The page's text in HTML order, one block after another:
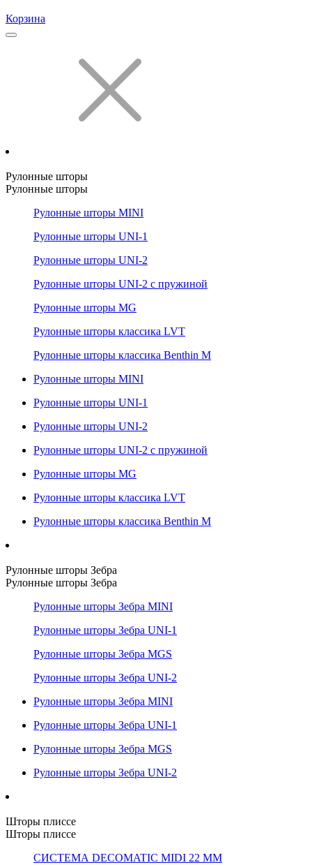
Корзина
Рулонные шторы
Рулонные шторы
Рулонные шторы MINI
Рулонные шторы UNI-1
Рулонные шторы UNI-2
Рулонные шторы UNI-2 с пружиной
Рулонные шторы MG
Рулонные шторы классика LVT
Рулонные шторы классика Benthin M
Рулонные шторы MINI
Рулонные шторы UNI-1
Рулонные шторы UNI-2
Рулонные шторы UNI-2 с пружиной
Рулонные шторы MG
Рулонные шторы классика LVT
Рулонные шторы классика Benthin M
Рулонные шторы Зебра
Рулонные шторы Зебра
Рулонные шторы Зебра MINI
Рулонные шторы Зебра UNI-1
Рулонные шторы Зебра MGS
Рулонные шторы Зебра UNI-2
Рулонные шторы Зебра MINI
Рулонные шторы Зебра UNI-1
Рулонные шторы Зебра MGS
Рулонные шторы Зебра UNI-2
Шторы плиссе
Шторы плиссе
СИСТЕМА DECOMATIC MIDI 22 ММ